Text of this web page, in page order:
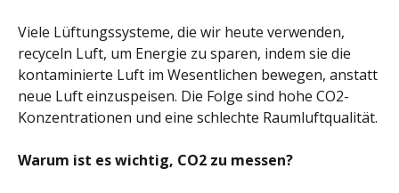
Viele Lüftungssysteme, die wir heute verwenden,
recyceln Luft, um Energie zu sparen, indem sie die
kontaminierte Luft im Wesentlichen bewegen, anstatt
neue Luft einzuspeisen. Die Folge sind hohe CO2-
Konzentrationen und eine schlechte Raumluftqualität.
Warum ist es wichtig, CO2 zu messen?